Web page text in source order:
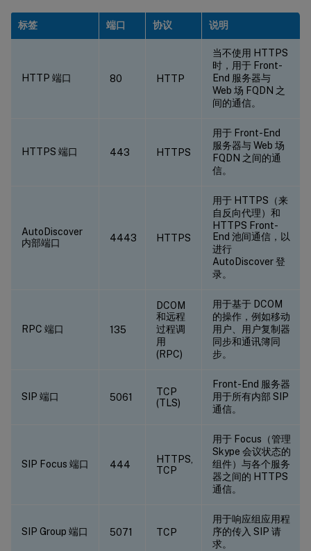
标签 端口 协议 说明
HTTP 端口 80 HTTP
当不使用 HTTPS
时，用于 Front-
End 服务器与
Web 场 FQDN 之
间的通信。
HTTPS 端口 443 HTTPS
用于 Front-End
服务器与 Web 场
FQDN 之间的通
信。
AutoDiscover
内部端口
4443 HTTPS
用于 HTTPS（来
自反向代理）和
HTTPS Front-
End 池间通信，以
进行
AutoDiscover 登
录。
RPC 端口 135
DCOM
和远程
过程调
用
(RPC)
用于基于 DCOM
的操作，例如移动
用户、用户复制器
同步和通讯簿同
步。
SIP 端口 5061
TCP
(TLS)
Front-End 服务器
用于所有内部 SIP
通信。
SIP Focus 端口 444
HTTPS,
TCP
用于 Focus（管理
Skype 会议状态的
组件）与各个服务
器之间的 HTTPS
通信。
SIP Group 端口 5071 TCP
用于响应组应用程
序的传入 SIP 请
求。